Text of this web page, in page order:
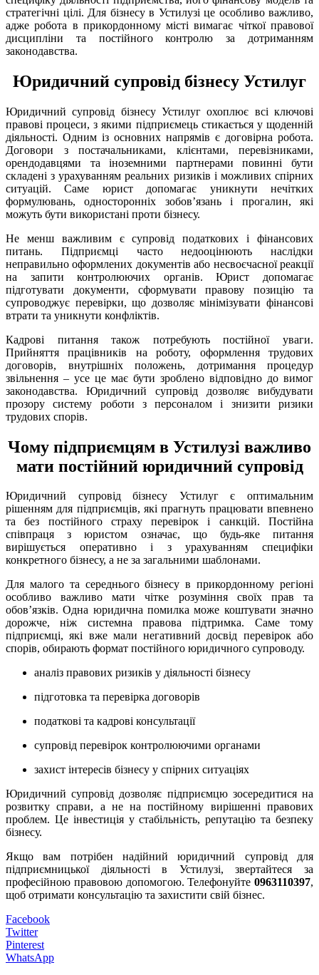
стратегічні цілі. Для бізнесу в Устилузі це особливо важливо,
адже робота в прикордонному місті вимагає чіткої правової
дисципліни та постійного контролю за дотриманням
законодавства.
Юридичний супровід бізнесу Устилуг
Юридичний супровід бізнесу Устилуг охоплює всі ключові
правові процеси, з якими підприємець стикається у щоденній
діяльності. Одним із основних напрямів є договірна робота.
Договори з постачальниками, клієнтами, перевізниками,
орендодавцями та іноземними партнерами повинні бути
складені з урахуванням реальних ризиків і можливих спірних
ситуацій. Саме юрист допомагає уникнути нечітких
формулювань, односторонніх зобов’язань і прогалин, які
можуть бути використані проти бізнесу.
Не менш важливим є супровід податкових і фінансових
питань. Підприємці часто недооцінюють наслідки
неправильно оформлених документів або несвоєчасної реакції
на запити контролюючих органів. Юрист допомагає
підготувати документи, сформувати правову позицію та
супроводжує перевірки, що дозволяє мінімізувати фінансові
втрати та уникнути конфліктів.
Кадрові питання також потребують постійної уваги.
Прийняття працівників на роботу, оформлення трудових
договорів, внутрішніх положень, дотримання процедур
звільнення – усе це має бути зроблено відповідно до вимог
законодавства. Юридичний супровід дозволяє вибудувати
прозору систему роботи з персоналом і знизити ризики
трудових спорів.
Чому підприємцям в Устилузі важливо
мати постійний юридичний супровід
Юридичний супровід бізнесу Устилуг є оптимальним
рішенням для підприємців, які прагнуть працювати впевнено
та без постійного страху перевірок і санкцій. Постійна
співпраця з юристом означає, що будь-яке питання
вирішується оперативно і з урахуванням специфіки
конкретного бізнесу, а не за загальними шаблонами.
Для малого та середнього бізнесу в прикордонному регіоні
особливо важливо мати чітке розуміння своїх прав та
обов’язків. Одна юридична помилка може коштувати значно
дорожче, ніж системна правова підтримка. Саме тому
підприємці, які вже мали негативний досвід перевірок або
спорів, обирають формат постійного юридичного супроводу.
аналіз правових ризиків у діяльності бізнесу
підготовка та перевірка договорів
податкові та кадрові консультації
супровід перевірок контролюючими органами
захист інтересів бізнесу у спірних ситуаціях
Юридичний супровід дозволяє підприємцю зосередитися на
розвитку справи, а не на постійному вирішенні правових
проблем. Це інвестиція у стабільність, репутацію та безпеку
бізнесу.
Якщо вам потрібен надійний юридичний супровід для
підприємницької діяльності в Устилузі, звертайтеся за
професійною правовою допомогою. Телефонуйте 0963110397,
щоб отримати консультацію та захистити свій бізнес.
Facebook
Twitter
Pinterest
WhatsApp